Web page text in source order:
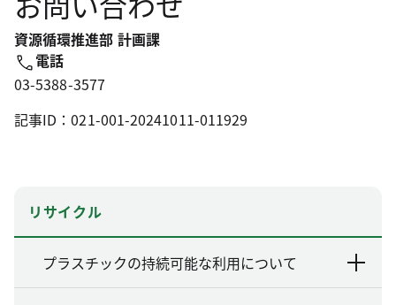
資源循環推進部 計画課
電話
03-5388-3577
記事ID：021-001-20241011-011929
リサイクル
プラスチックの持続可能な利用について